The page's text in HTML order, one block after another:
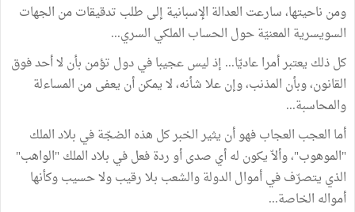
ومن ناحيتها، سارعت العدالة الإسبانية إلى طلب تدقيقات من الجهات
السويسرية المعنيّة حول الحساب الملكي السري...
كل ذلك يعتبر أمرا عاديّا... إذ ليس عجيبا في دول تؤمن بأن لا أحد فوق
القانون، وبأن المذنب، وإن علا شأنه، لا يمكن أن يعفى من المساءلة
والمحاسبة...
أما العجب العجاب فهو أن يثير الخبر كل هذه الضجّة في بلاد الملك
"الموهوب"، وألاّ يكون له أي صدى أو ردة فعل في بلاد الملك "الواهب"
الذي يتصرّف في أموال الدولة والشعب بلا رقيب ولا حسيب وكأنها
أمواله الخاصة...